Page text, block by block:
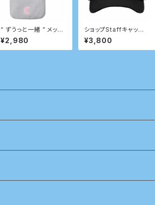
“ ずうっと一緒 ” メッセ
ージ付きサコッシュ
¥2,980
ショップStaffキャッ
プ ９ｔｈ ワークモデ
ル
¥3,800